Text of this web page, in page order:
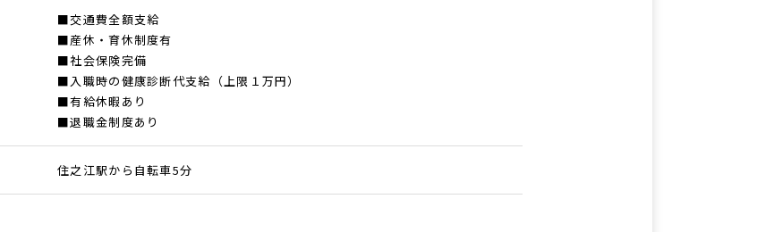
■交通費全額支給
■産休・育休制度有
■社会保険完備
■入職時の健康診断代支給（上限１万円）
■有給休暇あり
■退職金制度あり
住之江駅から自転車5分